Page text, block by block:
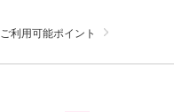
ご利用可能ポイント